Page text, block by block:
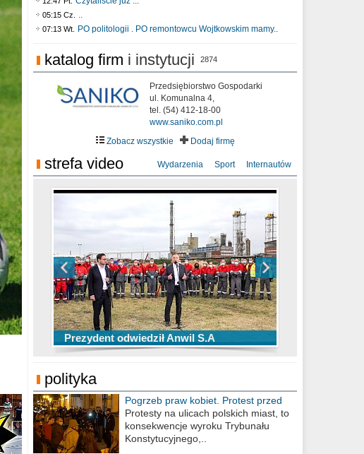
05:15 Cz. ..
07:13 Wt. PO politologii . PO remontowcu Wojtkowskim mamy..
katalog firm i instytucji 2874
Przedsiębiorstwo Gospodarki
ul. Komunalna 4,
tel. (54) 412-18-00
www.saniko.com.pl
Zobacz wszystkie
Dodaj firmę
strefa video Wydarzenia Sport Internautów
Prezydent odwiedził Anwil S.A
TOP 10 przechwytów Anwilu Włocławek
w EBL w sezonie 2019/2020
TOP 5 rzutów Anwilu Włocławek w BCL
w sezonie 2019/2020
Ni To Ponk - W oczach mamy strach
sixf33t .Last Year DRONE FOOTAGE
Włocławek
XXIII Sesja Rady Miasta Włocławek VIII
kadencji w dniu 09.06.2020 r.
polityka
Pogrzeb praw kobiet. Protest przed
biurem poselskim PiS
Protesty na ulicach polskich miast, to
konsekwencje wyroku Trybunału
Konstytucyjnego,..